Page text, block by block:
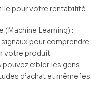
pour votre rentabilité
(Machine Learning) :
pour comprendre
votre produit.
pouvez cibler les gens
d’achat et même les